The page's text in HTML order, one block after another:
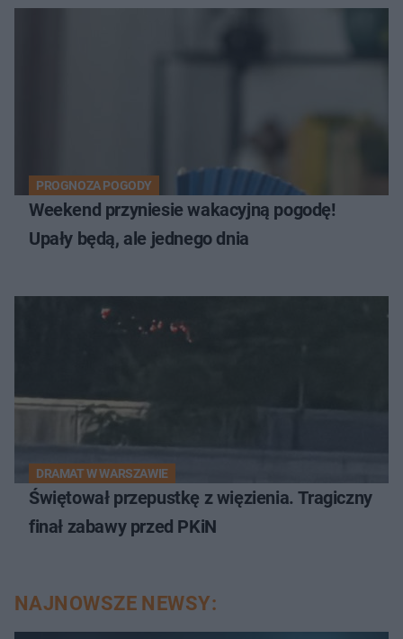
PROGNOZA POGODY
Weekend przyniesie wakacyjną pogodę!
Upały będą, ale jednego dnia
DRAMAT W WARSZAWIE
Świętował przepustkę z więzienia. Tragiczny
finał zabawy przed PKiN
NAJNOWSZE NEWSY: